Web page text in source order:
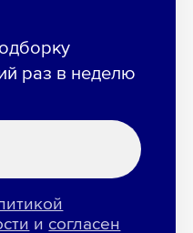
раз в неделю
и согласен